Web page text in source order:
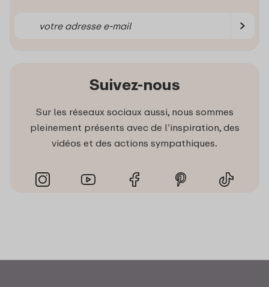
Suivez-nous
Sur les réseaux sociaux aussi, nous sommes
pleinement présents avec de l’inspiration, des
vidéos et des actions sympathiques.